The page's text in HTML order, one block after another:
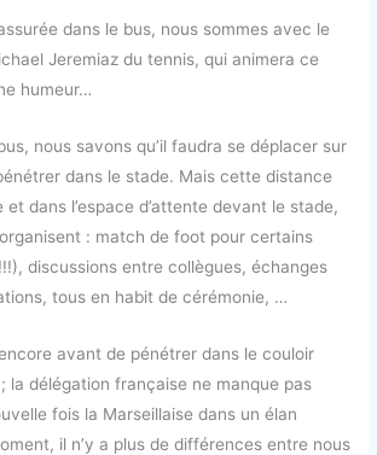
dans le bus, nous sommes avec le
Jeremiaz du tennis, qui animera ce
humeur…
nous savons qu’il faudra se déplacer sur
dans le stade. Mais cette distance
dans l’espace d’attente devant le stade,
: match de foot pour certains
discussions entre collègues, échanges
tous en habit de cérémonie, …
avant de pénétrer dans le couloir
la délégation française ne manque pas
fois la Marseillaise dans un élan
il n’y a plus de différences entre nous